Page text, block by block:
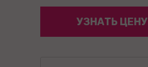
УЗНАТЬ ЦЕНУ